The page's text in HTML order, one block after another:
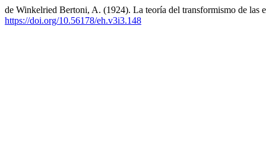
de Winkelried Bertoni, A. (1924). La teoría del transformismo de las
https://doi.org/10.56178/eh.v3i3.148